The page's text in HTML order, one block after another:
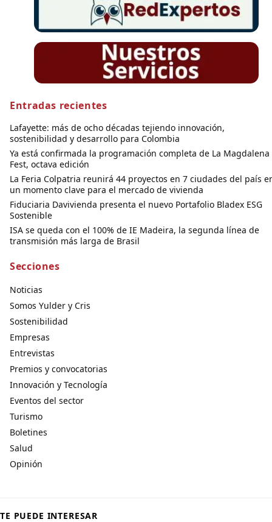
Entradas recientes
Lafayette: más de ocho décadas tejiendo innovación,
sostenibilidad y desarrollo para Colombia
Ya está confirmada la programación completa de La Magdalena
Fest, octava edición
La Feria Colpatria reunirá 44 proyectos en 7 ciudades del país
un momento clave para el mercado de vivienda
Fiduciaria Davivienda presenta el nuevo Portafolio Bladex ESG
Sostenible
ISA se queda con el 100% de IE Madeira, la segunda línea de
transmisión más larga de Brasil
Secciones
Noticias
Somos Yulder y Cris
Sostenibilidad
Empresas
Entrevistas
Premios y convocatorias
Innovación y Tecnología
Eventos del sector
Turismo
Boletines
Salud
Opinión
TE PUEDE INTERESAR